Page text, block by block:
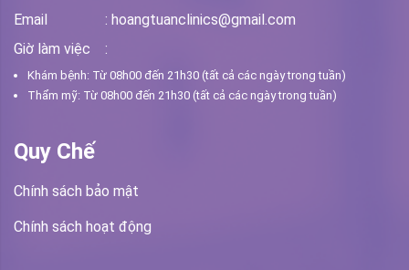
Email
: hoangtuanclinics@gmail.com
Giờ làm việc
:
Khám bệnh: Từ 08h00 đến 21h30 (tất cả các ngày trong tuần)
Thẩm mỹ: Từ 08h00 đến 21h30 (tất cả các ngày trong tuần)
Quy Chế
Chính sách bảo mật
Chính sách hoạt động